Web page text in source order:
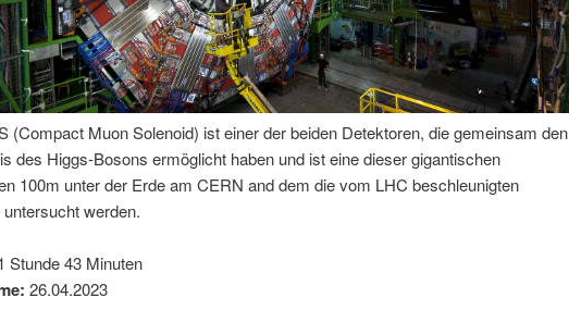
(Compact Muon Solenoid) ist einer der beiden Detektoren, die gemeinsam den
des Higgs-Bosons ermöglicht haben und ist eine dieser gigantischen
100m unter der Erde am CERN and dem die vom LHC beschleunigten
untersucht werden.
Stunde 43 Minuten
26.04.2023